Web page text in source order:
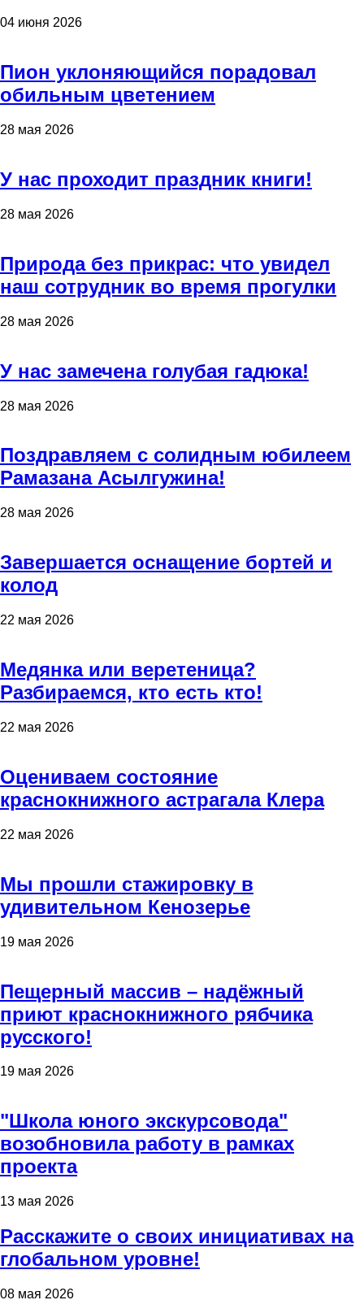
04 июня 2026
Пион уклоняющийся порадовал
обильным цветением
28 мая 2026
У нас проходит праздник книги!
28 мая 2026
Природа без прикрас: что увидел
наш сотрудник во время прогулки
28 мая 2026
У нас замечена голубая гадюка!
28 мая 2026
Поздравляем с солидным юбилеем
Рамазана Асылгужина!
28 мая 2026
Завершается оснащение бортей и
колод
22 мая 2026
Медянка или веретеница?
Разбираемся, кто есть кто!
22 мая 2026
Оцениваем состояние
краснокнижного астрагала Клера
22 мая 2026
Мы прошли стажировку в
удивительном Кенозерье
19 мая 2026
Пещерный массив – надёжный
приют краснокнижного рябчика
русского!
19 мая 2026
"Школа юного экскурсовода"
возобновила работу в рамках
проекта
13 мая 2026
Расскажите о своих инициативах на
глобальном уровне!
08 мая 2026